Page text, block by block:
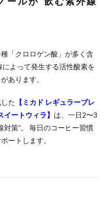
「クロロゲン酸」が多く含
よって発生する活性酸素を
あります。
た 【ミカド レギュラーブレ
イートウィラ】 は、一日2〜3
策”。 毎日のコーヒー習慣
ートします。